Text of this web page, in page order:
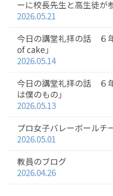
ーに校長先生と高生徒が
2026.05.21
今日の講堂礼拝の話 ６
of cake」
2026.05.14
今日の講堂礼拝の話
は僕のもの」
2026.05.13
プロ女子バレーボールチ
2026.05.01
教員のブログ
2026.04.26